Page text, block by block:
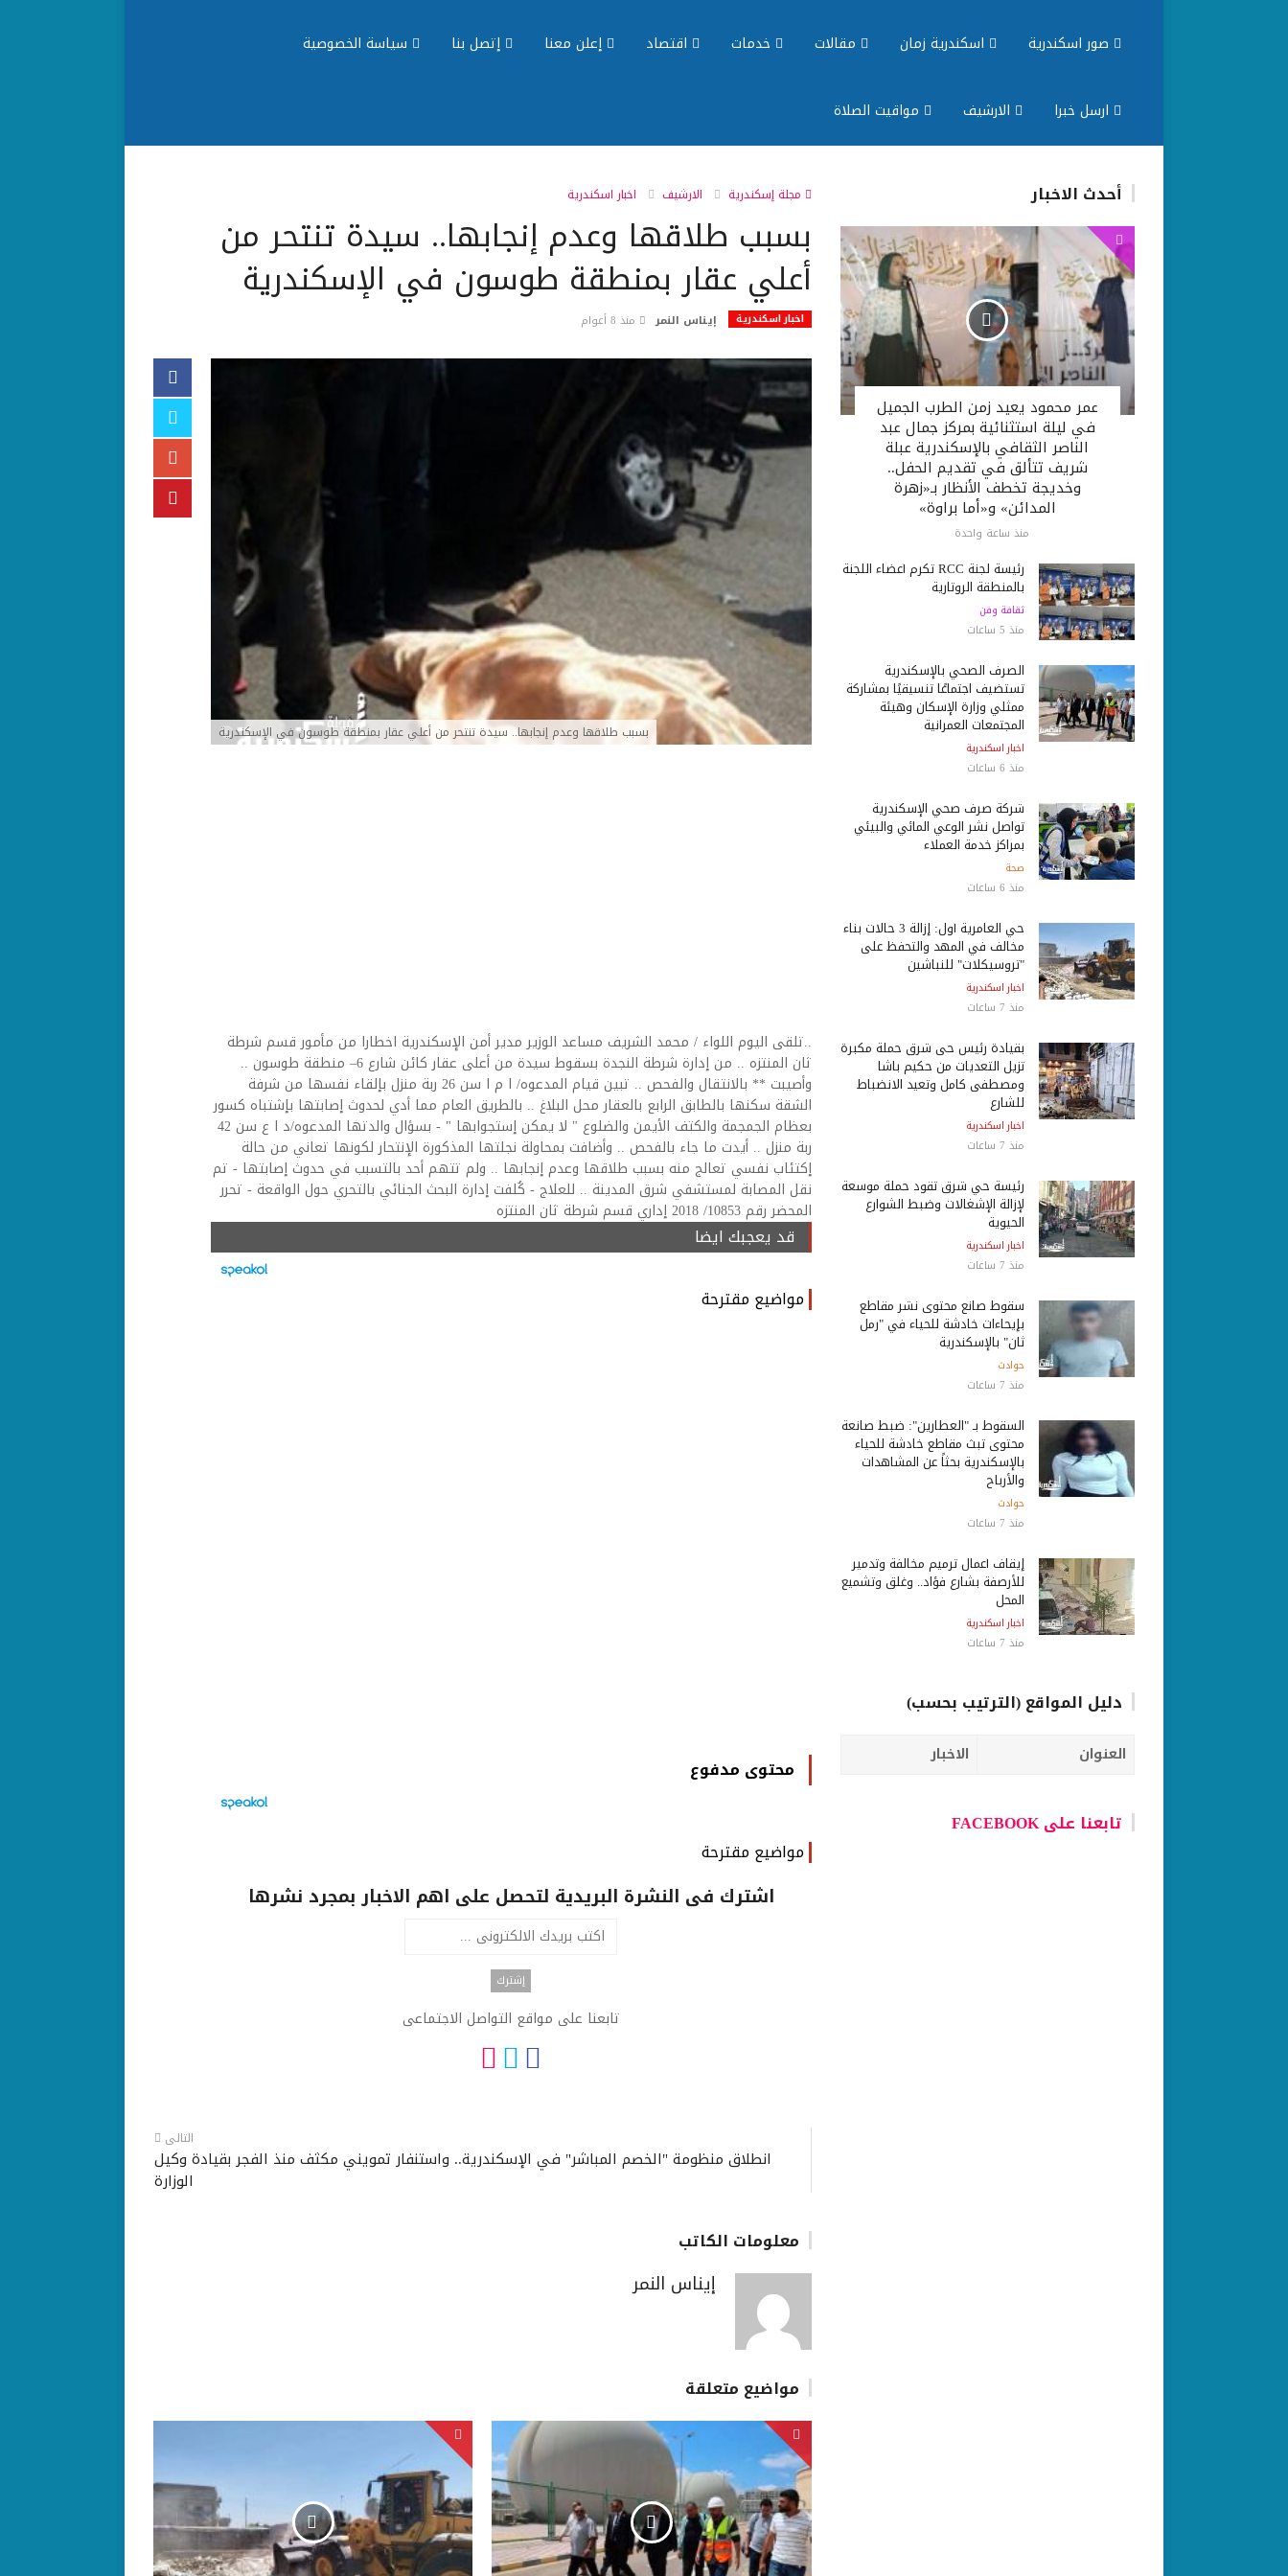
صور اسكندرية اسكندرية زمان مقالات خدمات اقتصاد إعلن معنا إتصل بنا سياسة الخصوصية
ارسل خبرا الارشيف مواقيت الصلاة
مجلة إسكندرية الارشيف اخبار اسكندرية
بسبب طلاقها وعدم إنجابها.. سيدة تنتحر من
أعلي عقار بمنطقة طوسون في الإسكندرية
اخبار اسكندرية إيناس النمر منذ 8 أعوام
بسبب طلاقها وعدم إنجابها.. سيدة تنتحر من أعلي عقار بمنطقة طوسون في الإسكندرية
..تلقى اليوم اللواء / محمد الشريف مساعد الوزير مدير أمن الإسكندرية اخطارا من مأمور قسم شرطة
ثان المنتزه .. من إدارة شرطة النجدة بسقوط سيدة من أعلى عقار كائن شارع 6– منطقة طوسون ..
وأصيبت ** بالانتقال والفحص .. تبين قيام المدعوه/ ا م ا سن 26 ربة منزل بإلقاء نفسها من شرفة
الشقة سكنها بالطابق الرابع بالعقار محل البلاغ .. بالطريق العام مما أدي لحدوث إصابتها بإشتباه كسور
بعظام الجمجمة والكتف الأيمن والضلوع " لا يمكن إستجوابها " - بسؤال والدتها المدعوه/د ا ع سن 42
ربة منزل .. أيدت ما جاء بالفحص .. وأضافت بمحاولة نجلتها المذكورة الإنتحار لكونها تعاني من حالة
إكتئاب نفسي تعالج منه بسبب طلاقها وعدم إنجابها .. ولم تتهم أحد بالتسبب في حدوث إصابتها - تم
نقل المصابة لمستشفي شرق المدينة .. للعلاج - كُلفت إدارة البحث الجنائي بالتحري حول الواقعة - تحرر
المحضر رقم 10853/ 2018 إداري قسم شرطة ثان المنتزه
قد يعجبك ايضا
مواضيع مقترحة
محتوى مدفوع
مواضيع مقترحة
اشترك فى النشرة البريدية لتحصل على اهم الاخبار بمجرد نشرها
تابعنا على مواقع التواصل الاجتماعى
التالى
انطلاق منظومة "الخصم المباشر" في الإسكندرية.. واستنفار تمويني مكثف منذ الفجر بقيادة وكيل
الوزارة
معلومات الكاتب
إيناس النمر
مواضيع متعلقة
أحدث الاخبار
عمر محمود يعيد زمن الطرب الجميل
في ليلة استثنائية بمركز جمال عبد
الناصر الثقافي بالإسكندرية عبلة
شريف تتألق في تقديم الحفل..
وخديجة تخطف الأنظار بـ«زهرة
المدائن» و«أما براوة»
منذ ساعة واحدة
رئيسة لجنة RCC تكرم أعضاء اللجنة
بالمنطقة الروتارية
ثقافة وفن
منذ 5 ساعات
الصرف الصحي بالإسكندرية
تستضيف اجتماعًا تنسيقيًا بمشاركة
ممثلي وزارة الإسكان وهيئة
المجتمعات العمرانية
اخبار اسكندرية
منذ 6 ساعات
شركة صرف صحي الإسكندرية
تواصل نشر الوعي المائي والبيئي
بمراكز خدمة العملاء
صحة
منذ 6 ساعات
حي العامرية أول: إزالة 3 حالات بناء
مخالف في المهد والتحفظ على
"تروسيكلات" للنباشين
اخبار اسكندرية
منذ 7 ساعات
بقيادة رئيس حى شرق حملة مكبرة
تزيل التعديات من حكيم باشا
ومصطفى كامل وتعيد الانضباط
للشارع
اخبار اسكندرية
منذ 7 ساعات
رئيسة حي شرق تقود حملة موسعة
لإزالة الإشغالات وضبط الشوارع
الحيوية
اخبار اسكندرية
منذ 7 ساعات
سقوط صانع محتوى نشر مقاطع
بإيحاءات خادشة للحياء في "رمل
ثان" بالإسكندرية
حوادث
منذ 7 ساعات
السقوط بـ "العطارين": ضبط صانعة
محتوى تبث مقاطع خادشة للحياء
بالإسكندرية بحثاً عن المشاهدات
والأرباح
حوادث
منذ 7 ساعات
إيقاف أعمال ترميم مخالفة وتدمير
للأرصفة بشارع فؤاد.. وغلق وتشميع
المحل
اخبار اسكندرية
منذ 7 ساعات
دليل المواقع (الترتيب بحسب)
العنوان الاخبار
تابعنا على FACEBOOK